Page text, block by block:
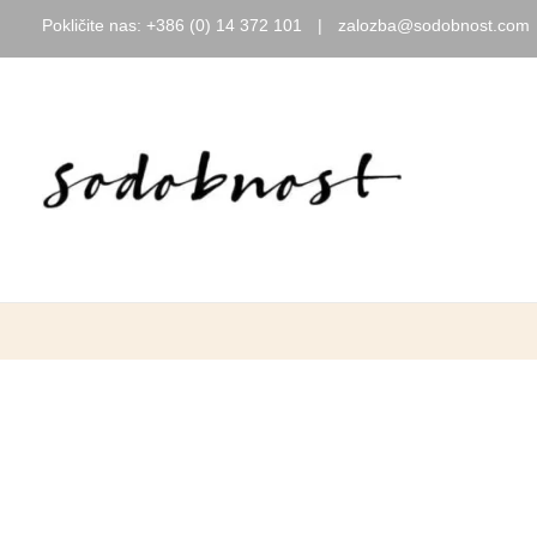
Pokličite nas: +386 (0) 14 372 101 | zalozba@sodobnost.com